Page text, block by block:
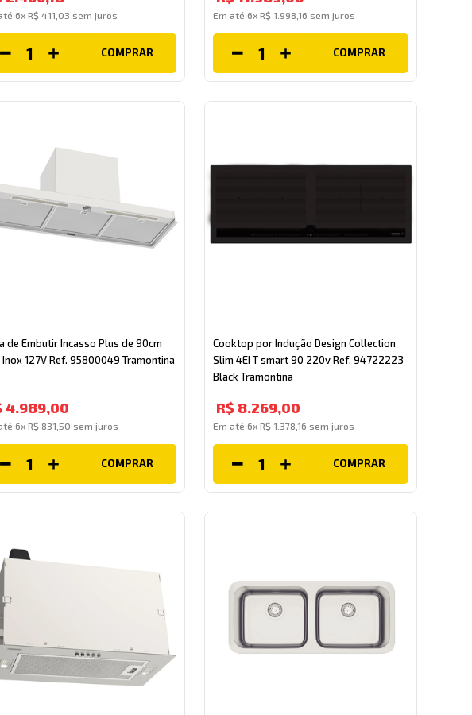
6x R$ 411 03 sem juros
COMPRAR
Em até 6x R$ 1 998 16 sem juros
COMPRAR
de Embutir Incasso Plus de 90cm
127V Ref. 95800049 Tramontina
4.989,00
6x R$ 831 50 sem juros
COMPRAR
Cooktop por Indução Design Collection
Slim 4EI T smart 90 220v Ref. 94722223
Black Tramontina
R$ 8.269,00
Em até 6x R$ 1 378 16 sem juros
COMPRAR